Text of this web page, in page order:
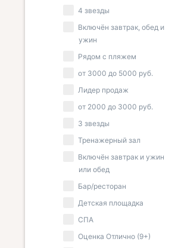
4 звезды
Включён завтрак, обед и
ужин
Рядом с пляжем
от 3000 до 5000 руб.
Лидер продаж
от 2000 до 3000 руб.
3 звезды
Тренажерный зал
Включён завтрак и ужин
или обед
Бар/ресторан
Детская площадка
СПА
Оценка Отлично (9+)